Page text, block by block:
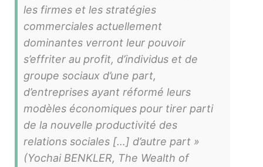
les firmes et les stratégies
commerciales actuellement
dominantes verront leur pouvoir
s’effriter au profit, d’individus et de
groupe sociaux d’une part,
d’entreprises ayant réformé leurs
modèles économiques pour tirer parti
de la nouvelle productivité des
relations sociales […] d’autre part »
(Yochai BENKLER, The Wealth of